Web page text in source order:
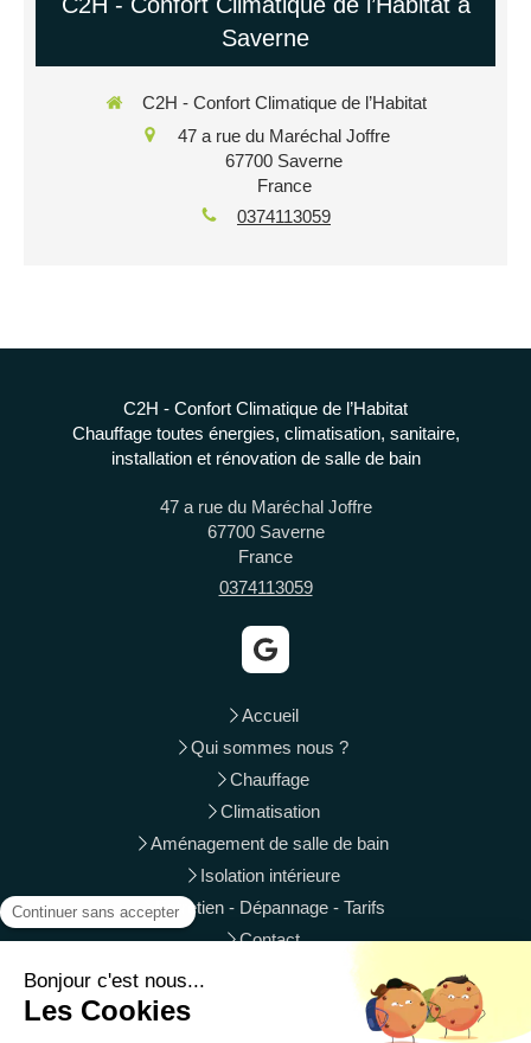
Saverne
C2H - Confort Climatique de l’Habitat
47 a rue du Maréchal Joffre
67700 Saverne
France
0374113059
C2H - Confort Climatique de l’Habitat
Chauffage toutes énergies, climatisation, sanitaire,
installation et rénovation de salle de bain
47 a rue du Maréchal Joffre
67700 Saverne
France
0374113059
Accueil
Qui sommes nous ?
Chauffage
Climatisation
Aménagement de salle de bain
Isolation intérieure
Entretien - Dépannage - Tarifs
Contact
Phalsbourg, Wasselonne, Ingwiller, Sarrebourg, Mutzig,
Molsheim, Brumath, Mundolsheim, Oberhausbergen,